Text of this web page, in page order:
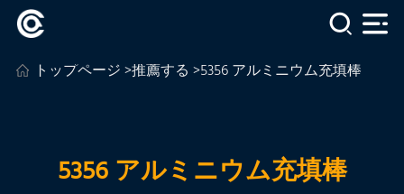
トップページ>推薦する >5356 アルミニウム充填棒
5356 アルミニウム充填棒